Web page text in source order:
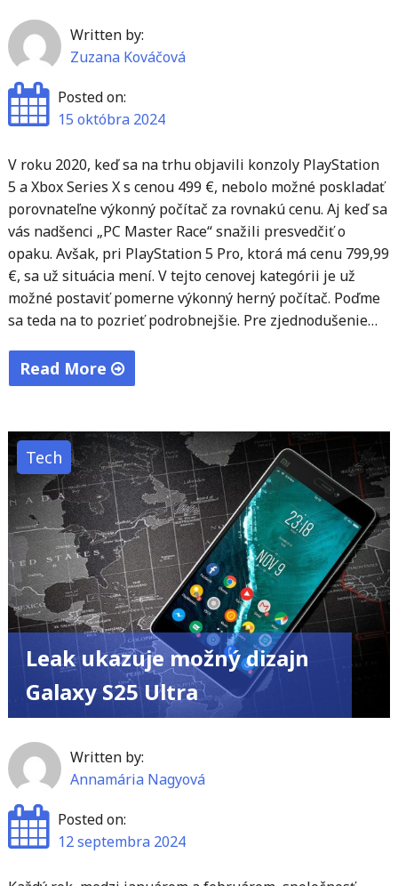
Written by:
Zuzana Kováčová
Posted on:
15 októbra 2024
V roku 2020, keď sa na trhu objavili konzoly PlayStation
5 a Xbox Series X s cenou 499 €, nebolo možné poskladať
porovnateľne výkonný počítač za rovnakú cenu. Aj keď sa
vás nadšenci „PC Master Race“ snažili presvedčiť o
opaku. Avšak, pri PlayStation 5 Pro, ktorá má cenu 799,99
€, sa už situácia mení. V tejto cenovej kategórii je už
možné postaviť pomerne výkonný herný počítač. Poďme
sa teda na to pozrieť podrobnejšie. Pre zjednodušenie…
Read More
Pro
vs.
PC:
Akú
zostavu
PC
si
môžete
postaviť
cenu
PS5
Pro?"
Tech
Leak ukazuje možný dizajn
Galaxy S25 Ultra
Written by:
Annamária Nagyová
Posted on:
12 septembra 2024